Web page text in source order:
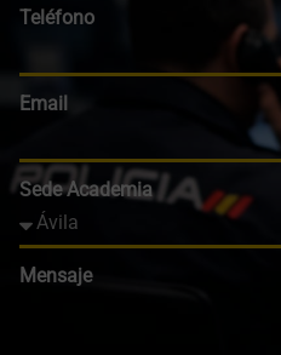
Teléfono
Email
Sede Academia
Mensaje